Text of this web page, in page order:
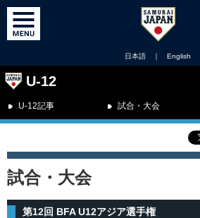
日本語 ｜ English
U-12
U-12記事 試合・大会
試合・大会
第12回 BFA U12アジア選手権